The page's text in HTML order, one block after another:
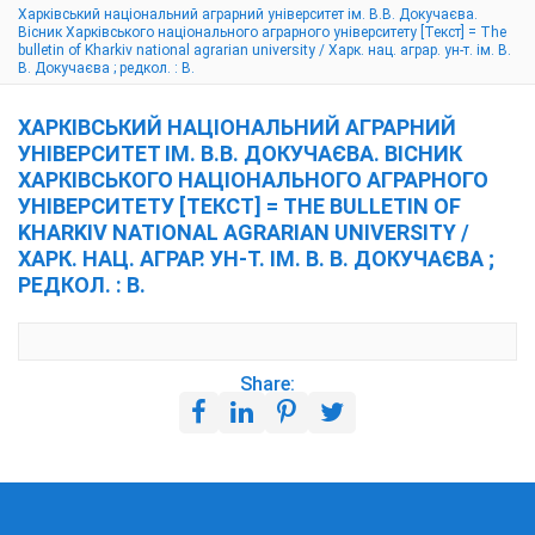
Харківський національний аграрний університет ім. В.В. Докучаєва.
Вісник Харківського національного аграрного університету [Текст] = The
bulletin of Kharkiv national agrarian university / Харк. нац. аграр. ун-т. ім. В.
В. Докучаєва ; редкол. : В.
ХАРКІВСЬКИЙ НАЦІОНАЛЬНИЙ АГРАРНИЙ
УНІВЕРСИТЕТ ІМ. В.В. ДОКУЧАЄВА. ВІСНИК
ХАРКІВСЬКОГО НАЦІОНАЛЬНОГО АГРАРНОГО
УНІВЕРСИТЕТУ [ТЕКСТ] = THE BULLETIN OF
KHARKIV NATIONAL AGRARIAN UNIVERSITY /
ХАРК. НАЦ. АГРАР. УН-Т. ІМ. В. В. ДОКУЧАЄВА ;
РЕДКОЛ. : В.
Share: